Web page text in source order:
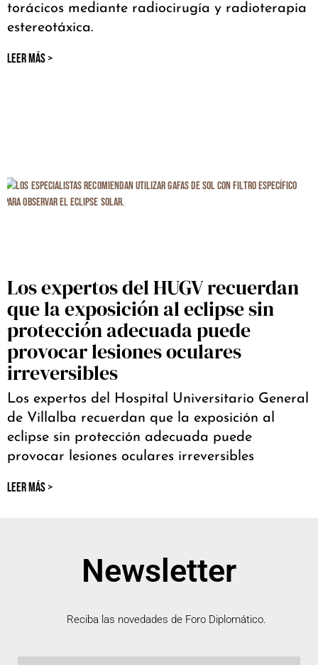
torácicos mediante radiocirugía y radioterapia
estereotáxica.
LEER MÁS >
Los expertos del HUGV recuerdan
que la exposición al eclipse sin
protección adecuada puede
provocar lesiones oculares
irreversibles
Los expertos del Hospital Universitario General
de Villalba recuerdan que la exposición al
eclipse sin protección adecuada puede
provocar lesiones oculares irreversibles
LEER MÁS >
Newsletter
Reciba las novedades de Foro Diplomático.